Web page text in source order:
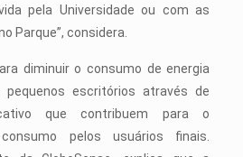
pela Universidade ou com as
Parque”, considera.
diminuir o consumo de energia
escritórios através de
que contribuem para o
pelos usuários finais.